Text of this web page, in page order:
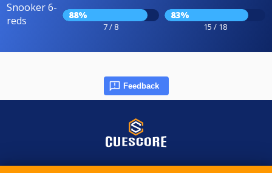
Snooker 6-
reds
88%
7 / 8
83%
15 / 18
Feedback